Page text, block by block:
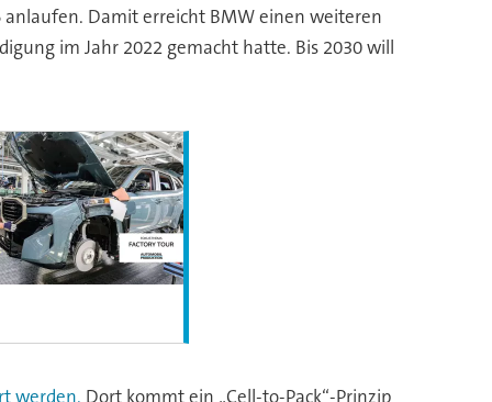
anlaufen. Damit erreicht BMW einen weiteren
im Jahr 2022 gemacht hatte. Bis 2030 will
werden. Dort kommt ein „Cell-to-Pack“-Prinzip